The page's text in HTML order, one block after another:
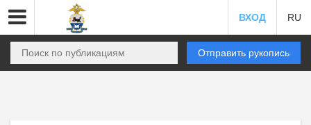
ВХОД RU
Отправить рукопись